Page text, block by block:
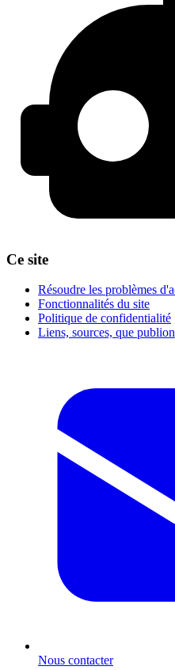
Ce site
Résoudre les problèmes
Fonctionnalités du site
Politique de confidentialité
Liens, sources, que
Nous contacter